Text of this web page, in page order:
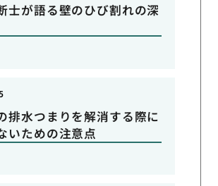
士が語る壁のひび割れの深
排水つまりを解消する際に
いための注意点